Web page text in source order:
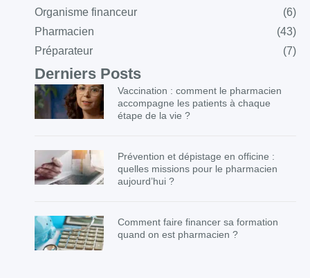
Organisme financeur
(6)
Pharmacien
(43)
Préparateur
(7)
Derniers Posts
Vaccination : comment le pharmacien
accompagne les patients à chaque
étape de la vie ?
Prévention et dépistage en officine :
quelles missions pour le pharmacien
aujourd’hui ?
Comment faire financer sa formation
quand on est pharmacien ?